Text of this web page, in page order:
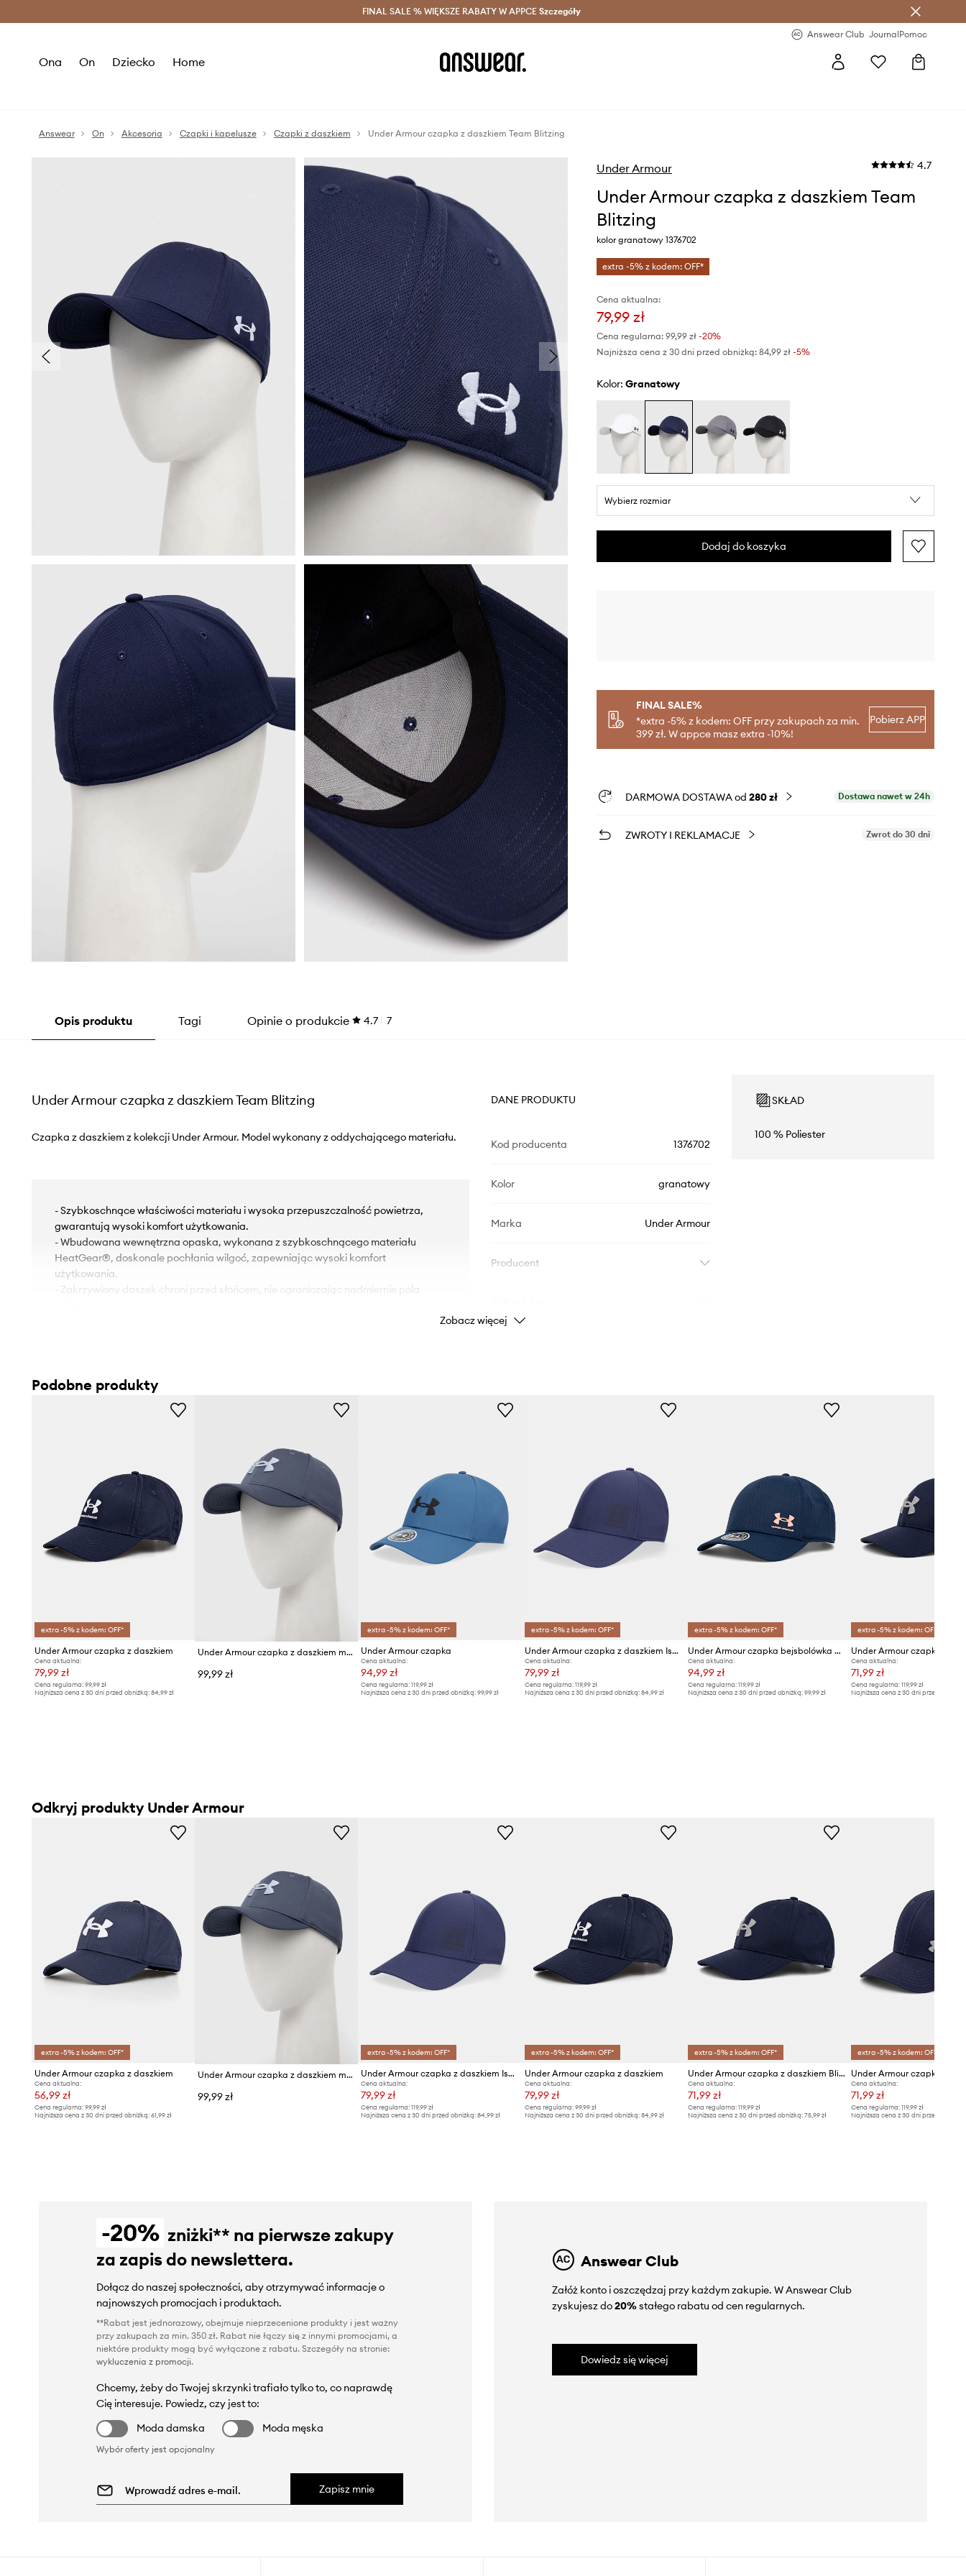
Oszczędzaj z Answear Club > Dostawa nawet w 24h >
FINAL SALE % WIĘKSZE RABATY W APPCE Szczegóły
Answear Club JournalPomoc
Ona On Dziecko Home
Answear On Akcesoria Czapki i kapelusze Czapki z daszkiem Under Armour czapka z daszkiem Team Blitzing
Under Armour 4.7
Under Armour czapka z daszkiem Team
Blitzing
kolor granatowy 1376702
extra -5% z kodem: OFF*
Cena aktualna:
79,99 zł
Cena regularna: 99,99 zł-20%
Najniższa cena z 30 dni przed obniżką: 84,99 zł -5%
Kolor: granatowy
Wybierz rozmiar
Dodaj do koszyka
FINAL SALE%
*extra -5% z kodem: OFF przy zakupach za min.
399 zł. W appce masz extra -10%!
Pobierz APP
DARMOWA DOSTAWA od 280 zł Dostawa nawet w 24h
ZWROTY I REKLAMACJE Zwrot do 30 dni
Opis produktu Tagi Opinie o produkcie 4.7 7
Under Armour czapka z daszkiem Team Blitzing
Czapka z daszkiem z kolekcji Under Armour. Model wykonany z oddychającego materiału.
- Szybkoschnące właściwości materiału i wysoka przepuszczalność powietrza,
gwarantują wysoki komfort użytkowania.
- Wbudowana wewnętrzna opaska, wykonana z szybkoschnącego materiału
HeatGear®, doskonale pochłania wilgoć, zapewniając wysoki komfort
użytkowania.
- Zakrzywiony daszek chroni przed słońcem, nie ograniczając nadmiernie pola
DANE PRODUKTU
Kod producenta 1376702
Kolor granatowy
Marka Under Armour
Producent
SKŁAD
100 % Poliester
Zobacz więcej
Podobne produkty
extra -5% z kodem: OFF*
Under Armour czapka z daszkiem
Cena aktualna:
79,99 zł
Cena regularna: 99,99 zł
Najniższa cena z 30 dni przed obniżką: 84,99 zł
Under Armour czapka z daszkiem męska
99,99 zł
extra -5% z kodem: OFF*
Under Armour czapka
Cena aktualna:
94,99 zł
Cena regularna: 119,99 zł
Najniższa cena z 30 dni przed obniżką: 99,99 zł
extra -5% z kodem: OFF*
Under Armour czapka z daszkiem Iso Chill Armourvent
Cena aktualna:
79,99 zł
Cena regularna: 119,99 zł
Najniższa cena z 30 dni przed obniżką: 84,99 zł
extra -5% z kodem: OFF*
Under Armour czapka bejsbolówka męska
Cena aktualna:
94,99 zł
Cena regularna:119,99 zł
Najniższa cena z 30 dni przed obniżką:99,99 zł
extra -5% z kodem: OFF*
Cena aktualna:
71,99 zł
Cena regularna: 119,99 zł
Najniższa cena z 30 dni przed obniżką:
Odkryj produkty Under Armour
extra -5% z kodem: OFF*
Under Armour czapka z daszkiem
Cena aktualna:
56,99 zł
Cena regularna: 99,99 zł
Najniższa cena z 30 dni przed obniżką: 61,99 zł
Under Armour czapka z daszkiem męska
99,99 zł
extra -5% z kodem: OFF*
Under Armour czapka z daszkiem Iso Chill Armourvent
Cena aktualna:
79,99 zł
Cena regularna: 119,99 zł
Najniższa cena z 30 dni przed obniżką: 84,99 zł
extra -5% z kodem: OFF*
Under Armour czapka z daszkiem
Cena aktualna:
79,99 zł
Cena regularna: 99,99 zł
Najniższa cena z 30 dni przed obniżką: 84,99 zł
extra -5% z kodem: OFF*
Under Armour czapka z daszkiem Blitzing
Cena aktualna:
71,99 zł
Cena regularna:119,99 zł
Najniższa cena z 30 dni przed obniżką:75,99 zł
extra -5% z kodem: OFF*
Cena aktualna:
71,99 zł
Cena regularna: 119,99 zł
Najniższa cena z 30 dni przed obniżką:
-20% zniżki** na pierwsze zakupy
za zapis do newslettera.
Dołącz do naszej społeczności, aby otrzymywać informacje o
najnowszych promocjach i produktach.
**Rabat jest jednorazowy, obejmuje nieprzecenione produkty i jest ważny
przy zakupach za min. 350 zł. Rabat nie łączy się z innymi promocjami, a
niektóre produkty mogą być wyłączone z rabatu. Szczegóły na stronie:
wykluczenia z promocji.
Chcemy, żeby do Twojej skrzynki trafiało tylko to, co naprawdę
Cię interesuje. Powiedz, czy jest to:
Moda damska
Moda męska
Wybór oferty jest opcjonalny
Zapisz mnie
Answear Club
Załóż konto i oszczędzaj przy każdym zakupie. W Answear Club
zyskujesz do20%stałego rabatu od cen regularnych.
Dowiedz się więcej